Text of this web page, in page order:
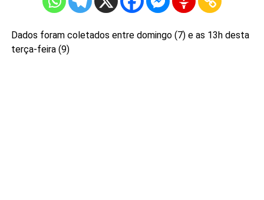
Dados foram coletados entre domingo (7) e as 13h desta
terça-feira (9)